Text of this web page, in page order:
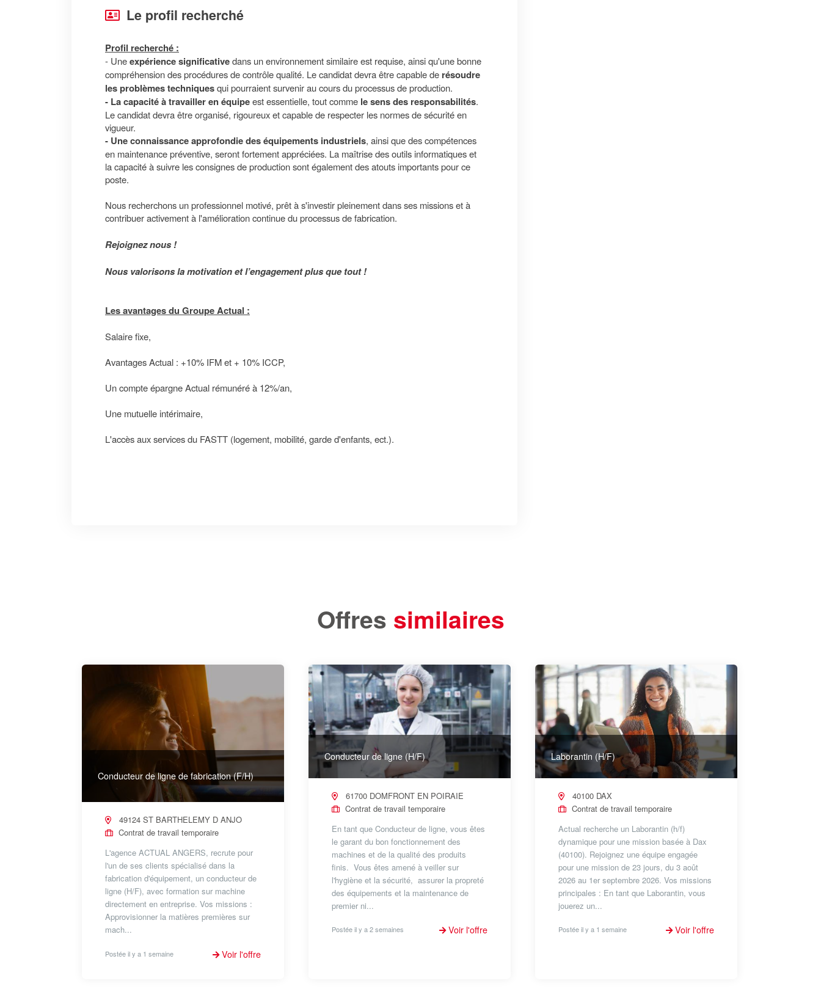
Le profil recherché
Profil recherché :
- Uneexpérience significativedans un environnement similaire est requise, ainsi qu'une bonne
compréhension des procédures de contrôle qualité. Le candidat devra être capable de résoudre
les problèmes techniquesqui pourraient survenir au cours du processus de production.
- La capacité à travailler en équipeest essentielle, tout comme le sens des responsabilités.
Le candidat devra être organisé, rigoureux et capable de respecter les normes de sécurité en
vigueur.
- Une connaissance approfondie des équipements industriels, ainsi que des compétences
en maintenance préventive, seront fortement appréciées. La maîtrise des outils informatiques et
la capacité à suivre les consignes de production sont également des atouts importants pour ce
poste.
Nous recherchons un professionnel motivé, prêt à s'investir pleinement dans ses missions et à
contribuer activement à l'amélioration continue du processus de fabrication.
Rejoignez nous !
Nous valorisons la motivation et l’engagement plus que tout !
Les avantages du Groupe Actual :
Salaire fixe,
Avantages Actual : +10% IFM et + 10% ICCP,
Un compte épargne Actual rémunéré à 12%/an,
Une mutuelle intérimaire,
L'accès aux services du FASTT (logement, mobilité, garde d'enfants, ect.).
Offres similaires
Conducteur de ligne de fabrication (F/H)
49124 ST BARTHELEMY D ANJO
Contrat de travail temporaire
L'agence ACTUAL ANGERS, recrute pour
l'un de ses clients spécialisé dans la
fabrication d'équipement, un conducteur de
ligne (H/F), avec formation sur machine
directement en entreprise. Vos missions :
Approvisionner la matières premières sur
mach...
Postée il y a 1 semaine Voir l'offre
Conducteur de ligne (H/F)
61700 DOMFRONT EN POIRAIE
Contrat de travail temporaire
En tant que Conducteur de ligne, vous êtes
le garant du bon fonctionnement des
machines et de la qualité des produits
finis. Vous êtes amené à veiller sur
l'hygiène et la sécurité, assurer la propreté
des équipements et la maintenance de
premier ni...
Postée il y a 2 semaines Voir l'offre
Laborantin (H/F)
40100 DAX
Contrat de travail temporaire
Actual recherche un Laborantin (h/f)
dynamique pour une mission basée à Dax
(40100). Rejoignez une équipe engagée
pour une mission de 23 jours, du 3 août
2026 au 1er septembre 2026. Vos missions
principales : En tant que Laborantin, vous
jouerez un...
Postée il y a 1 semaine Voir l'offre